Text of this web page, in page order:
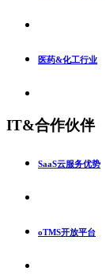
医药&化工行业
IT&合作伙伴
SaaS云服务优势
oTMS开放平台